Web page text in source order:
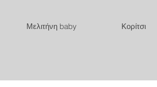
Μελιτήνη baby Κορίτσι